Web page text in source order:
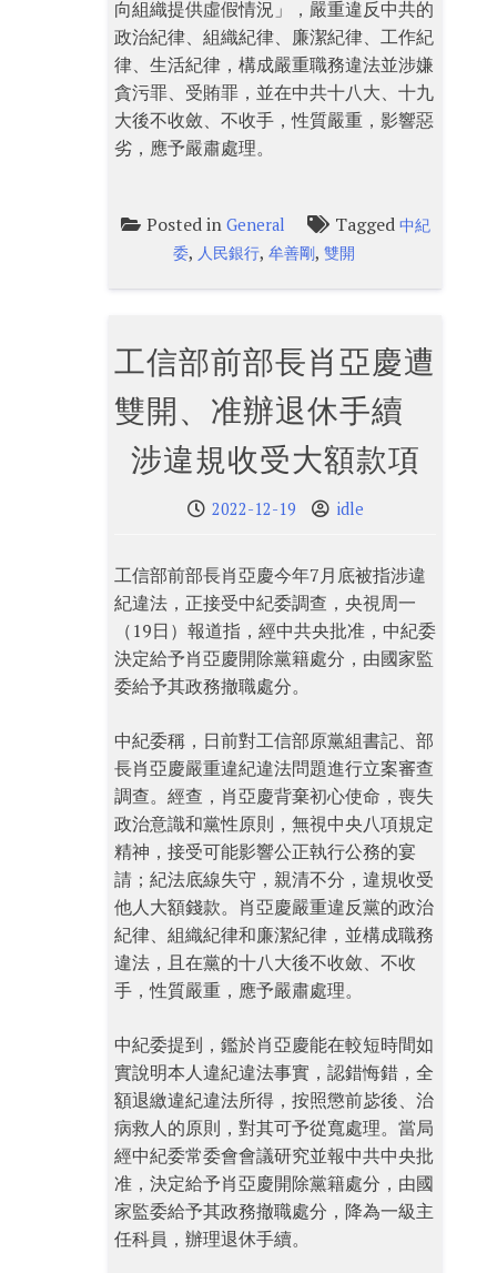
向組織提供虛假情況」，嚴重違反中共的
政治紀律、組織紀律、廉潔紀律、工作紀
律、生活紀律，構成嚴重職務違法並涉嫌
貪污罪、受賄罪，並在中共十八大、十九
大後不收斂、不收手，性質嚴重，影響惡
劣，應予嚴肅處理。
Posted in General Tagged 中紀
委, 人民銀行,牟善剛,雙開
工信部前部長肖亞慶遭
雙開、准辦退休手續
涉違規收受大額款項
2022-12-19 idle
工信部前部長肖亞慶今年7月底被指涉違
紀違法，正接受中紀委調查，央視周一
（19日）報道指，經中共央批准，中紀委
決定給予肖亞慶開除黨籍處分，由國家監
委給予其政務撤職處分。
中紀委稱，日前對工信部原黨組書記、部
長肖亞慶嚴重違紀違法問題進行立案審查
調查。經查，肖亞慶背棄初心使命，喪失
政治意識和黨性原則，無視中央八項規定
精神，接受可能影響公正執行公務的宴
請；紀法底線失守，親清不分，違規收受
他人大額錢款。肖亞慶嚴重違反黨的政治
紀律、組織紀律和廉潔紀律，並構成職務
違法，且在黨的十八大後不收斂、不收
手，性質嚴重，應予嚴肅處理。
中紀委提到，鑑於肖亞慶能在較短時間如
實說明本人違紀違法事實，認錯悔錯，全
額退繳違紀違法所得，按照懲前毖後、治
病救人的原則，對其可予從寬處理。當局
經中紀委常委會會議研究並報中共中央批
准，決定給予肖亞慶開除黨籍處分，由國
家監委給予其政務撤職處分，降為一級主
任科員，辦理退休手續。